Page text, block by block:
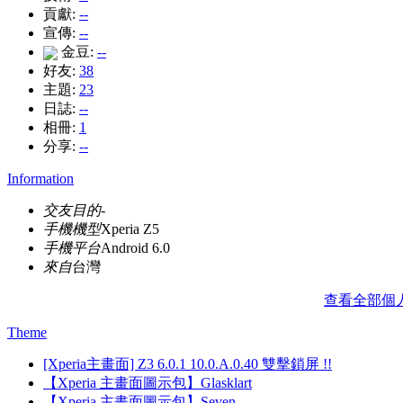
貢獻: --
宣傳: --
金豆: --
好友: 38
主題: 23
日誌: --
相冊: 1
分享: --
Information
交友目的-
手機機型Xperia Z5
手機平台Android 6.0
來自台灣
查看全部個
Theme
[Xperia主畫面] Z3 6.0.1 10.0.A.0.40 雙擊鎖屏 !!
【Xperia 主畫面圖示包】Glasklart